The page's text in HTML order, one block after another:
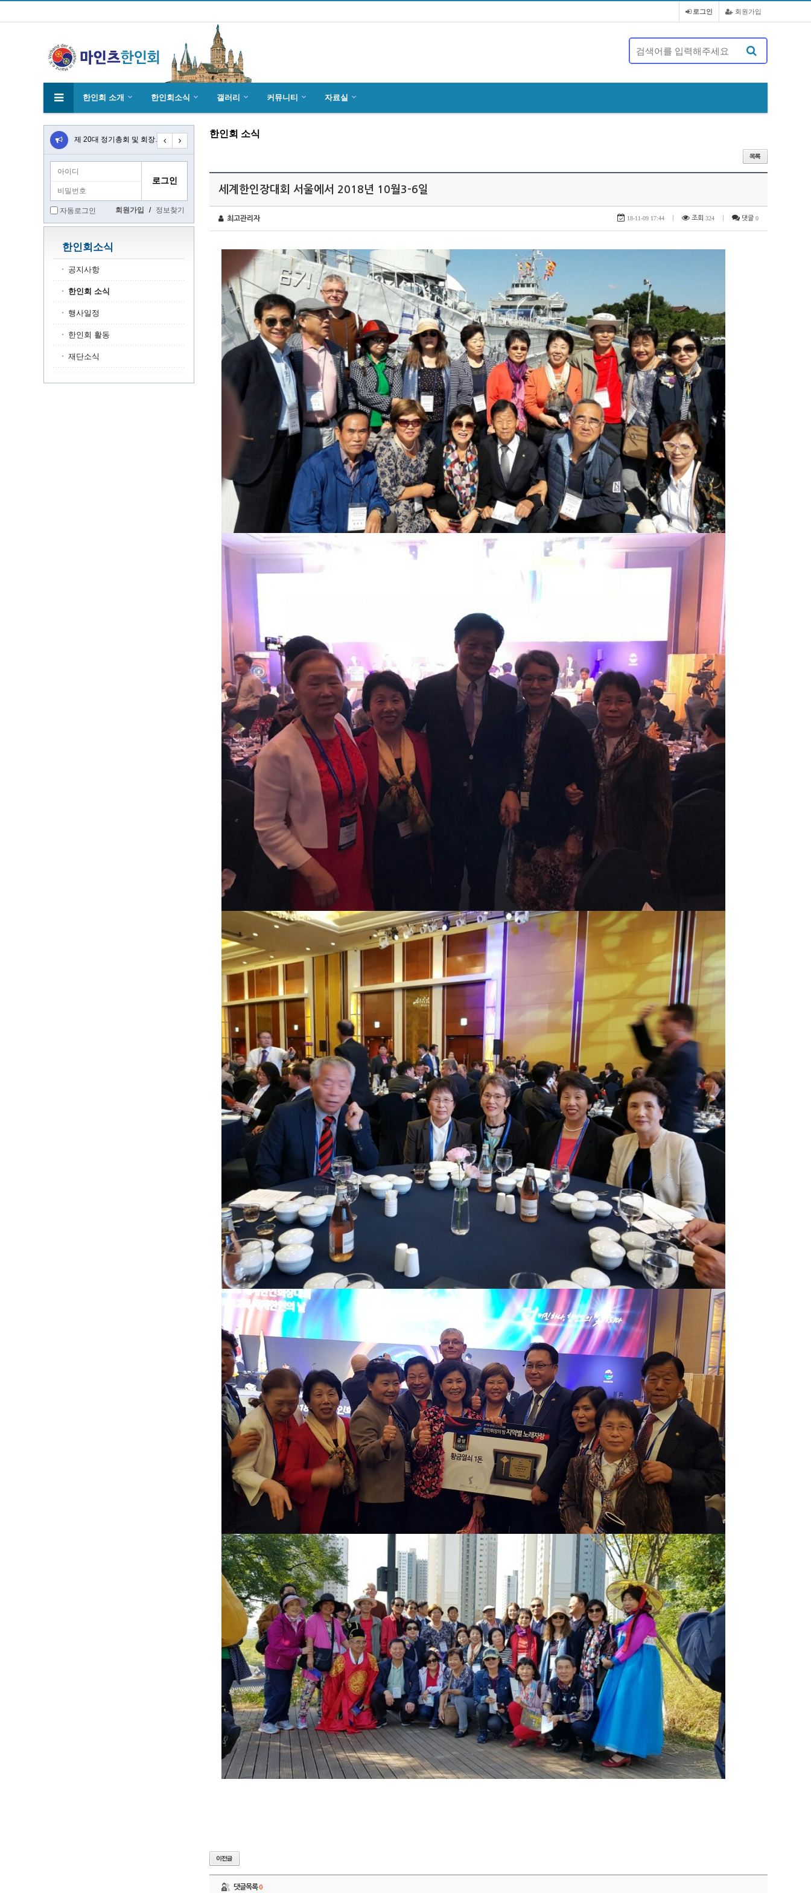
회원가입
로그인
한인회 소개 한인회소식 갤러리 커뮤니티 자료실
한인회 소식
세계한인장대회 서울에서 2018년 10월3-6일
최고관리자 18-11-09 17:44 조회 324 댓글 0
댓글목록0
4월27일 마인츠 한인 여성합창단10회 연주… 제 20대 정기총회 및 회장 선출 공문 초대합니다 마인츠 한인회 문화 행사 2020…
자동로그인 회원가입 / 정보찾기
한인회소식
공지사항
한인회 소식
행사일정
한인회 활동
재단소식